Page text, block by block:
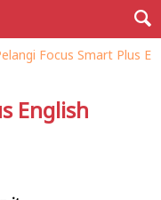
Focus Smart Plus E
English